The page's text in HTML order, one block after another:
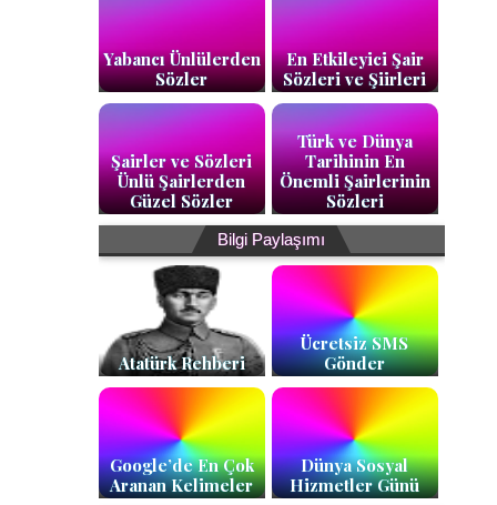
Yabancı Ünlülerden
Sözler
En Etkileyici Şair
Sözleri ve Şiirleri
Şairler ve Sözleri
Ünlü Şairlerden
Güzel Sözler
Türk ve Dünya
Tarihinin En
Önemli Şairlerinin
Sözleri
Bilgi Paylaşımı
Atatürk Rehberi
Ücretsiz SMS
Gönder
Google’de En Çok
Aranan Kelimeler
Dünya Sosyal
Hizmetler Günü